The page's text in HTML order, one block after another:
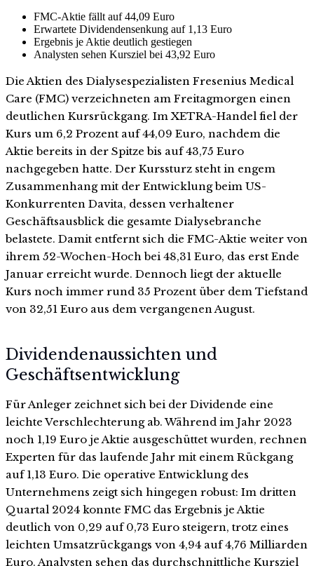
FMC-Aktie fällt auf 44,09 Euro
Erwartete Dividendensenkung auf 1,13 Euro
Ergebnis je Aktie deutlich gestiegen
Analysten sehen Kursziel bei 43,92 Euro
Die Aktien des Dialysespezialisten Fresenius Medical
Care (FMC) verzeichneten am Freitagmorgen einen
deutlichen Kursrückgang. Im XETRA-Handel fiel der
Kurs um 6,2 Prozent auf 44,09 Euro, nachdem die
Aktie bereits in der Spitze bis auf 43,75 Euro
nachgegeben hatte. Der Kurssturz steht in engem
Zusammenhang mit der Entwicklung beim US-
Konkurrenten Davita, dessen verhaltener
Geschäftsausblick die gesamte Dialysebranche
belastete. Damit entfernt sich die FMC-Aktie weiter von
ihrem 52-Wochen-Hoch bei 48,31 Euro, das erst Ende
Januar erreicht wurde. Dennoch liegt der aktuelle
Kurs noch immer rund 35 Prozent über dem Tiefstand
von 32,51 Euro aus dem vergangenen August.
Dividendenaussichten und
Geschäftsentwicklung
Für Anleger zeichnet sich bei der Dividende eine
leichte Verschlechterung ab. Während im Jahr 2023
noch 1,19 Euro je Aktie ausgeschüttet wurden, rechnen
Experten für das laufende Jahr mit einem Rückgang
auf 1,13 Euro. Die operative Entwicklung des
Unternehmens zeigt sich hingegen robust: Im dritten
Quartal 2024 konnte FMC das Ergebnis je Aktie
deutlich von 0,29 auf 0,73 Euro steigern, trotz eines
leichten Umsatzrückgangs von 4,94 auf 4,76 Milliarden
Euro. Analysten sehen das durchschnittliche Kursziel